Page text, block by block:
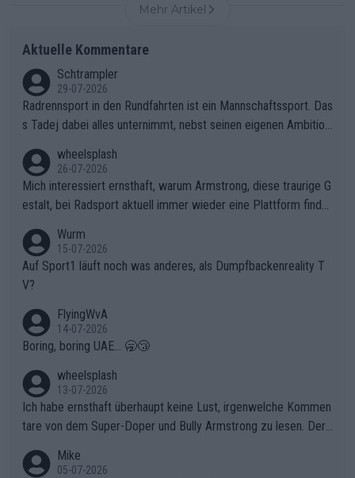
Mehr Artikel
Aktuelle Kommentare
Schtrampler
29-07-2026
Radrennsport in den Rundfahrten ist ein Mannschaftssport. Das
s Tadej dabei alles unternimmt, nebst seinen eigenen Ambition
ganze Team auch mental stark zu machen und konkret am Erf
olg teilzuhaben, ist ihm ganz hoch anzurechnen. Das ist ein Zei
chen weit über den Radsport hinaus.
wheelsplash
26-07-2026
Mich interessiert ernsthaft, warum Armstrong, diese traurige G
estalt, bei Radsport aktuell immer wieder eine Plattform finde
Wurm
15-07-2026
Auf Sport1 läuft noch was anderes, als Dumpfbackenreality T
V?
FlyingWvA
14-07-2026
Boring, boring UAE... 🥱😴
wheelsplash
13-07-2026
Ich habe ernsthaft überhaupt keine Lust, irgenwelche Kommen
tare von dem Super-Doper und Bully Armstrong zu lesen. Der
r die gehört nicht in dieses Medium!
Mike
05-07-2026